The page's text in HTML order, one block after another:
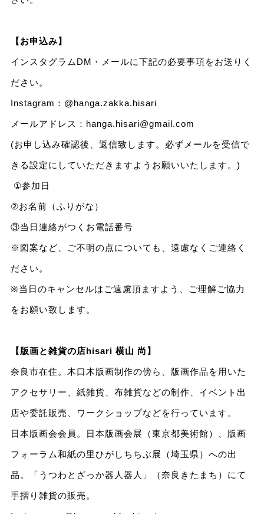
【お申込み】
インスタグラムDM・メールに下記の必要事項をお送りく
ださい。
Instagram： @hanga.zakka.hisari
メールアドレス： hanga.hisari@gmail.com
(お申し込み確認後、返信致します。必ずメールを受信で
きる設定にしていただきますようお願いいたします。)
①参加日
②お名前（ふりがな）
③当日連絡がつくお電話番号
※図案など、ご不明の点についても、遠慮なくご連絡く
ださい。
※当日のキャンセルはご遠慮頂ますよう、ご理解ご協力
をお願い致します。
【版画と雑貨の店hisari 横山 尚】
奈良市在住。木口木版画制作の傍ら、版画作品を用いた
アクセサリー、紙雑貨、布雑貨などの制作、イベント出
店や委託販売、ワークショップなどを行っています。
日本版画会会員。日本版画会展（東京都美術館）、版画
フォーラム和紙の里ひがしちちぶ展（埼玉県）への出
品。「うつわとざっか器人器人」（奈良きたまち）にて
手摺り雑貨の販売。